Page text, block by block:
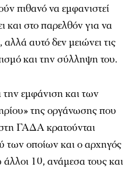
πιθανό να εμφανιστεί
και στο παρελθόν για να
αυτό δεν μειώνει τις
και την σύλληψη του.
εμφάνιση και των
της οργάνωσης που
ΓΑΔΑ κρατούνται
των οποίων και ο αρχηγός
10, ανάμεσα τους και